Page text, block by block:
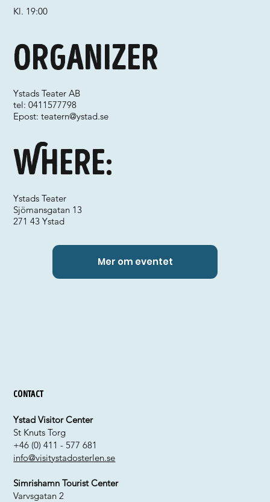
Where:
Organizer
Ystads Teater AB
tel: 0411577798
Epost:teatern@ystad.se
Ystads Teater
Sjömansgatan 13
271 43 Ystad
Kl. 19:00
Mer om eventet
Contact
Ystad Visitor Center
St Knuts Torg
+46 (0) 411 - 577 681
info@visitystadosterlen.se
Simrishamn Tourist Center
Varvsgatan 2